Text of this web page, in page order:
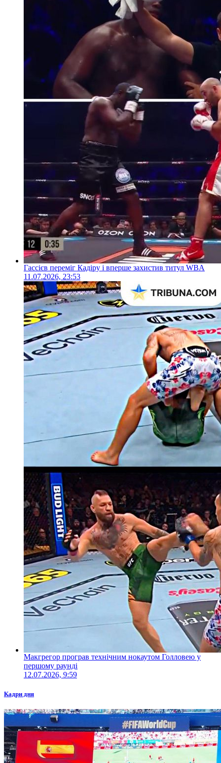
Гассієв переміг Кадіру і вперше захистив титул WBA
11.07.2026, 23:53
Макгрегор програв технічним нокаутом Голловею у
першому раунді
12.07.2026, 9:59
Кадри дня